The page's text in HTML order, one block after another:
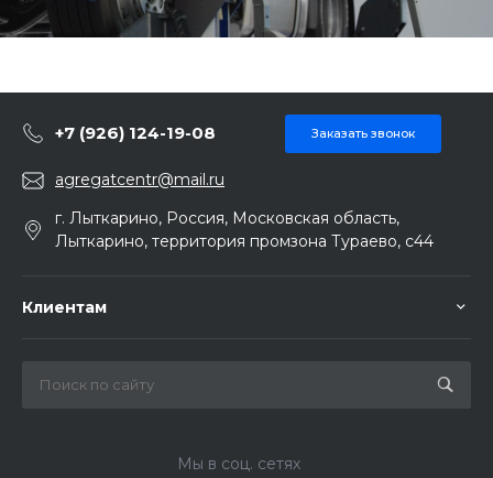
+7 (926) 124-19-08 Заказать звонок
agregatcentr@mail.ru
г. Лыткарино, Россия, Московская область,
Лыткарино, территория промзона Тураево, с44
Клиентам
Мы в соц. сетях